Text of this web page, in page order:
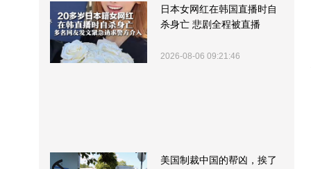
日本女网红在韩国直播时自
杀身亡 悲剧全程被直播
2026-08-06 09:21:46
美国制裁中国的帮凶，挨了